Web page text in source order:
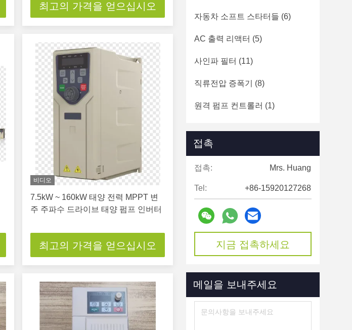
최고의 가격을 얻으십시오
비디오
7.5kW ~ 160kW 태양 전력 MPPT 변
주 주파수 드라이브 태양 펌프 인버터
최고의 가격을 얻으십시오
자동차 소프트 스타터들 (6)
AC 출력 리액터 (5)
사인파 필터 (11)
직류전압 증폭기 (8)
원격 펌프 컨트롤러 (1)
야외 태양 홍수 조명
하이브리드 인버터 (5)
접촉
접촉: Mrs. Huang
Tel: +86-15920127268
지금 접촉하세요
메일을 보내주세요